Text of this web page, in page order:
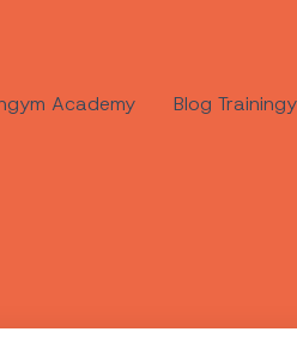
Academy Blog